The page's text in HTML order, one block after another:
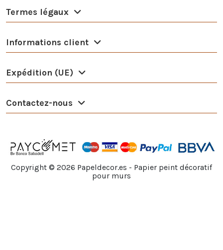
Termes légaux
Informations client
Expédition (UE)
Contactez-nous
Copyright © 2026 Papeldecor.es - Papier peint décoratif
pour murs